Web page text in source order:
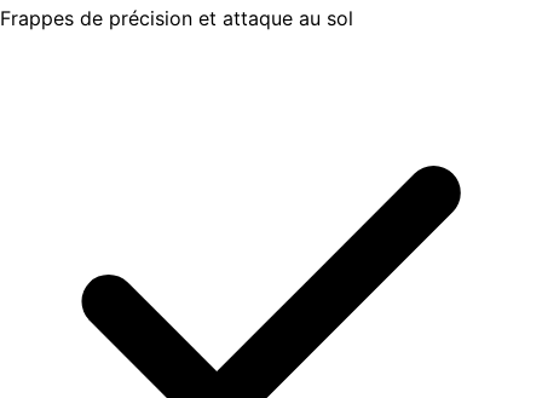
Frappes de précision et attaque au sol